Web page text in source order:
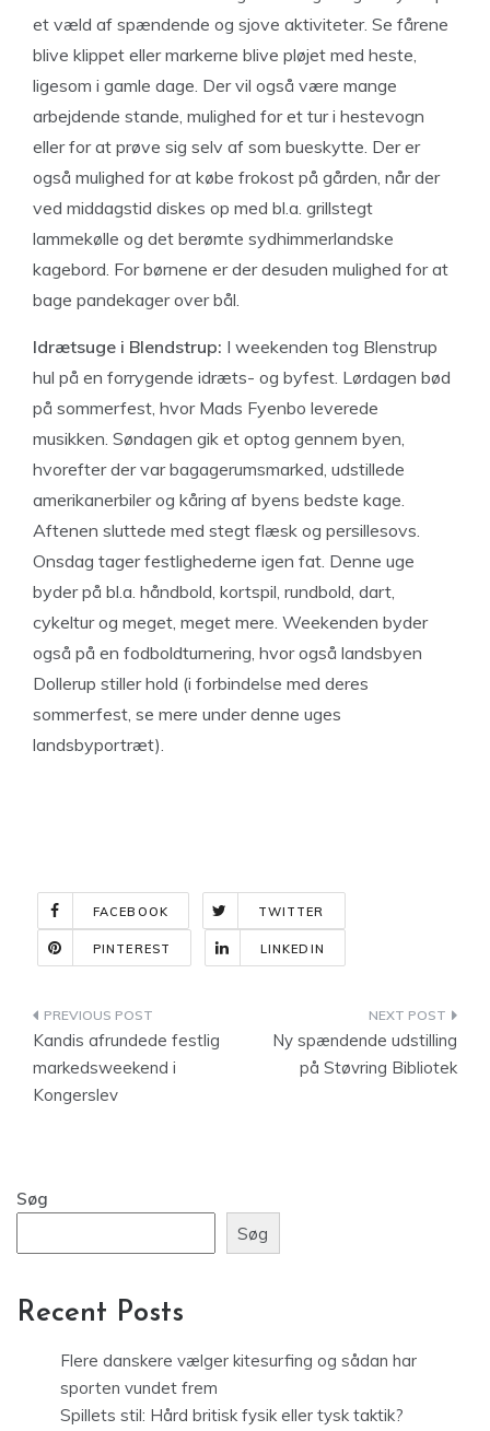
et væld af spændende og sjove aktiviteter. Se fårene
blive klippet eller markerne blive pløjet med heste,
ligesom i gamle dage. Der vil også være mange
arbejdende stande, mulighed for et tur i hestevogn
eller for at prøve sig selv af som bueskytte. Der er
også mulighed for at købe frokost på gården, når der
ved middagstid diskes op med bl.a. grillstegt
lammekølle og det berømte sydhimmerlandske
kagebord. For børnene er der desuden mulighed for at
bage pandekager over bål.
Idrætsuge i Blendstrup: I weekenden tog Blenstrup
hul på en forrygende idræts- og byfest. Lørdagen bød
på sommerfest, hvor Mads Fyenbo leverede
musikken. Søndagen gik et optog gennem byen,
hvorefter der var bagagerumsmarked, udstillede
amerikanerbiler og kåring af byens bedste kage.
Aftenen sluttede med stegt flæsk og persillesovs.
Onsdag tager festlighederne igen fat. Denne uge
byder på bl.a. håndbold, kortspil, rundbold, dart,
cykeltur og meget, meget mere. Weekenden byder
også på en fodboldturnering, hvor også landsbyen
Dollerup stiller hold (i forbindelse med deres
sommerfest, se mere under denne uges
landsbyportræt).
FACEBOOK TWITTER
PINTEREST LINKEDIN
Indlægsnavigation
Kandis afrundede festlig
markedsweekend i
Kongerslev
Ny spændende udstilling
på Støvring Bibliotek
Søg
Søg
Recent Posts
Flere danskere vælger kitesurfing og sådan har
sporten vundet frem
Spillets stil: Hård britisk fysik eller tysk taktik?